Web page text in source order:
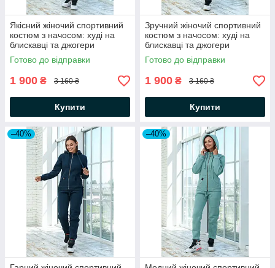
Якісний жіночий спортивний
костюм з начосом: худі на
блискавці та джогери
Готово до відправки
1 900 ₴ 3 160 ₴
Купити
Зручний жіночий спортивний
костюм з начосом: худі на
блискавці та джогери
Готово до відправки
1 900 ₴ 3 160 ₴
Купити
–40% –40%